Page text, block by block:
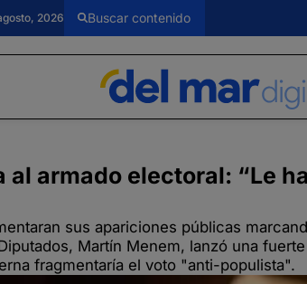
2026
armado electoral: “Le
sus apariciones públicas
Martín Menem, lanzó una
fragmentaría el voto "anti-populista".